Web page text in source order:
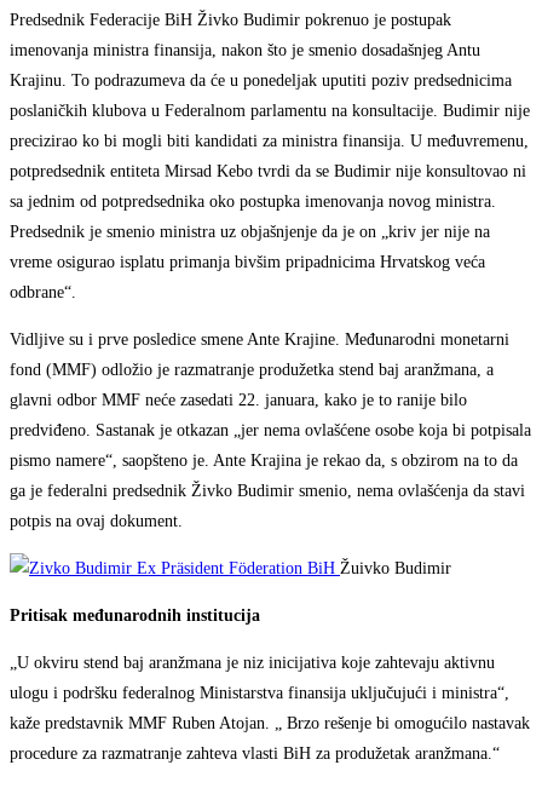
Predsednik Federacije BiH Živko Budimir pokrenuo je postupak
imenovanja ministra finansija, nakon što je smenio dosadašnjeg Antu
Krajinu. To podrazumeva da će u ponedeljak uputiti poziv predsednicima
poslaničkih klubova u Federalnom parlamentu na konsultacije. Budimir nije
precizirao ko bi mogli biti kandidati za ministra finansija. U međuvremenu,
potpredsednik entiteta Mirsad Kebo tvrdi da se Budimir nije konsultovao ni
sa jednim od potpredsednika oko postupka imenovanja novog ministra.
Predsednik je smenio ministra uz objašnjenje da je on „kriv jer nije na
vreme osigurao isplatu primanja bivšim pripadnicima Hrvatskog veća
odbrane“.
Vidljive su i prve posledice smene Ante Krajine. Međunarodni monetarni
fond (MMF) odložio je razmatranje produžetka stend baj aranžmana, a
glavni odbor MMF neće zasedati 22. januara, kako je to ranije bilo
predviđeno. Sastanak je otkazan „jer nema ovlašćene osobe koja bi potpisala
pismo namere“, saopšteno je. Ante Krajina je rekao da, s obzirom na to da
ga je federalni predsednik Živko Budimir smenio, nema ovlašćenja da stavi
potpis na ovaj dokument.
Žuivko Budimir
Pritisak međunarodnih institucija
„U okviru stend baj aranžmana je niz inicijativa koje zahtevaju aktivnu
ulogu i podršku federalnog Ministarstva finansija uključujući i ministra“,
kaže predstavnik MMF Ruben Atojan. „ Brzo rešenje bi omogućilo nastavak
procedure za razmatranje zahteva vlasti BiH za produžetak aranžmana.“